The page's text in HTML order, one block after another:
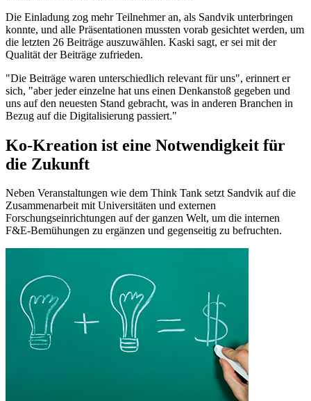
Die Einladung zog mehr Teilnehmer an, als Sandvik unterbringen
konnte, und alle Präsentationen mussten vorab gesichtet werden, um
die letzten 26 Beiträge auszuwählen. Kaski sagt, er sei mit der
Qualität der Beiträge zufrieden.
"Die Beiträge waren unterschiedlich relevant für uns", erinnert er
sich, "aber jeder einzelne hat uns einen Denkanstoß gegeben und
uns auf den neuesten Stand gebracht, was in anderen Branchen in
Bezug auf die Digitalisierung passiert."
Ko-Kreation ist eine Notwendigkeit für
die Zukunft
Neben Veranstaltungen wie dem Think Tank setzt Sandvik auf die
Zusammenarbeit mit Universitäten und externen
Forschungseinrichtungen auf der ganzen Welt, um die internen
F&E-Bemühungen zu ergänzen und gegenseitig zu befruchten.